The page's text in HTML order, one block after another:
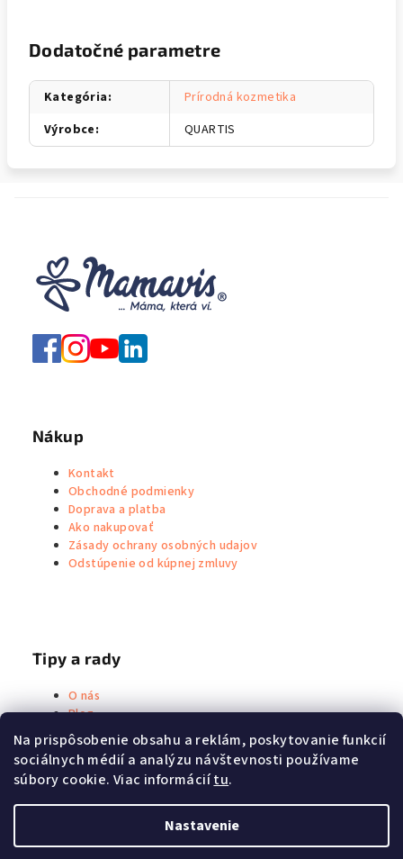
Na prispôsobenie obsahu a reklám, poskytovanie funkcií
sociálnych médií a analýzu návštevnosti používame
súbory cookie. Viac informáciítu.
Nastavenie
Dodatočné parametre
Kategória:
Prírodná kozmetika
Výrobce: QUARTIS
Nákup
Kontakt
Obchodné podmienky
Doprava a platba
Ako nakupovať
Zásady ochrany osobných udajov
Odstúpenie od kúpnej zmluvy
Tipy a rady
O nás
Blog
Metoda Priessnitz
© 2026 Mamavis healing care s.r.o. | Vyrobeno s láskou v